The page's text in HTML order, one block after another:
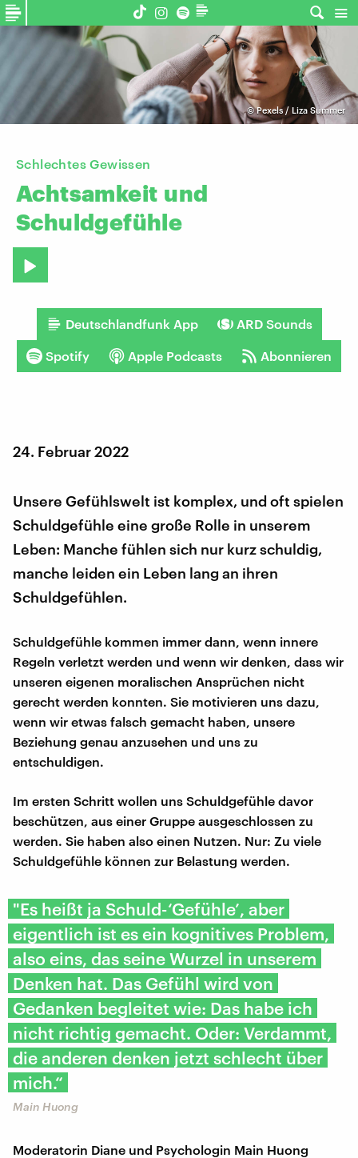
©Pexels / Liza Summer
Schlechtes Gewissen
Achtsamkeit und
Schuldgefühle
Deutschlandfunk App ARD Sounds
Spotify Apple Podcasts Abonnieren
24. Februar 2022
Unsere Gefühlswelt ist komplex, und oft spielen
Schuldgefühle eine große Rolle in unserem
Leben: Manche fühlen sich nur kurz schuldig,
manche leiden ein Leben lang an ihren
Schuldgefühlen.
Schuldgefühle kommen immer dann, wenn innere
Regeln verletzt werden und wenn wir denken, dass wir
unseren eigenen moralischen Ansprüchen nicht
gerecht werden konnten. Sie motivieren uns dazu,
wenn wir etwas falsch gemacht haben, unsere
Beziehung genau anzusehen und uns zu
entschuldigen.
Im ersten Schritt wollen uns Schuldgefühle davor
beschützen, aus einer Gruppe ausgeschlossen zu
werden. Sie haben also einen Nutzen. Nur: Zu viele
Schuldgefühle können zur Belastung werden.
"Es heißt ja Schuld-‘Gefühle’, aber
eigentlich ist es ein kognitives Problem,
also eins, das seine Wurzel in unserem
Denken hat. Das Gefühl wird von
Gedanken begleitet wie: Das habe ich
nicht richtig gemacht. Oder: Verdammt,
die anderen denken jetzt schlecht über
mich.“
Main Huong
Moderatorin Diane und Psychologin Main Huong